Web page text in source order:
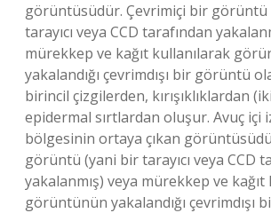
görüntüsüdür. Çevrimiçi bir görüntü
tarayıcı veya CCD tarafından
mürekkep ve kağıt kullanılarak
yakalandığı çevrimdışı bir görüntü
birincil çizgilerden, kırışıklıklardan
epidermal sırtlardan oluşur. Avuç içi
bölgesinin ortaya çıkan
görüntü (yani bir tarayıcı veya CCD
yakalanmış) veya mürekkep ve kağıt
görüntünün yakalandığı çevrimdışı